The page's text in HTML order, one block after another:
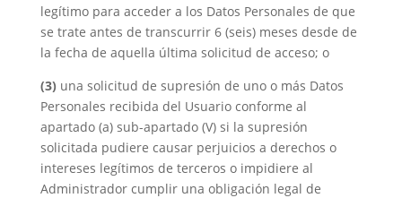
legítimo para acceder a los Datos Personales de que
se trate antes de transcurrir 6 (seis) meses desde de
la fecha de aquella última solicitud de acceso; o
(3) una solicitud de supresión de uno o más Datos
Personales recibida del Usuario conforme al
apartado (a) sub-apartado (V) si la supresión
solicitada pudiere causar perjuicios a derechos o
intereses legítimos de terceros o impidiere al
Administrador cumplir una obligación legal de